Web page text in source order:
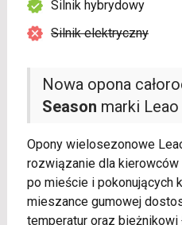
Nowa opona
Season marki Leao
Opony wielosezonowe
rozwiązanie dla
po mieście i pokonujących
mieszance gumowej
temperatur oraz
Silnik hybrydowy
Silnik elektryczny